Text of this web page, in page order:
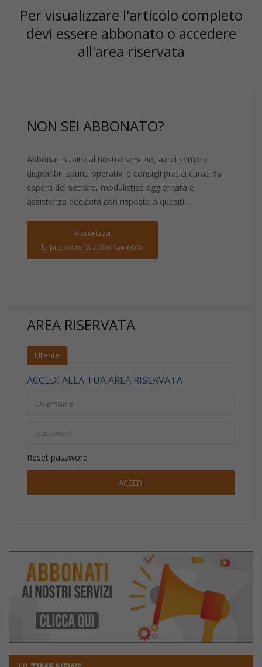
Per visualizzare l'articolo completo
devi essere abbonato o accedere
all'area riservata
NON SEI ABBONATO?
Abbonati subito al nostro servizio, avrai sempre
disponibili spunti operativi e consigli pratici curati da
esperti del settore, modulistica aggiornata e
assistenza dedicata con risposte a quesiti …
Visualizza
le proposte di abbonamento
AREA RISERVATA
Utente
ACCEDI ALLA TUA AREA RISERVATA
Reset password